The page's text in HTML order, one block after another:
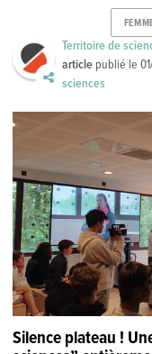
Territoire de
article publié le
sciences
Silence plateau !